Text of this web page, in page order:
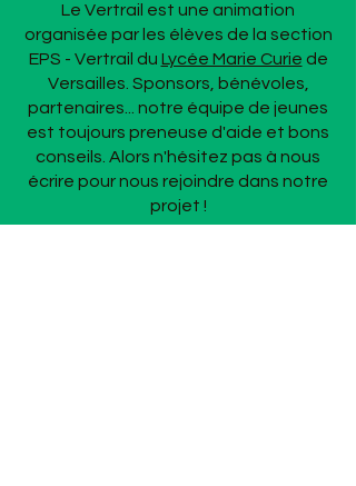
Le Vertrail est une animation
organisée par les élèves de la section
EPS - Vertrail du Lycée Marie Curie de
Versailles. Sponsors, bénévoles,
partenaires... notre équipe de jeunes
est toujours preneuse d'aide et bons
conseils. Alors n'hésitez pas à nous
écrire pour nous rejoindre dans notre
projet !